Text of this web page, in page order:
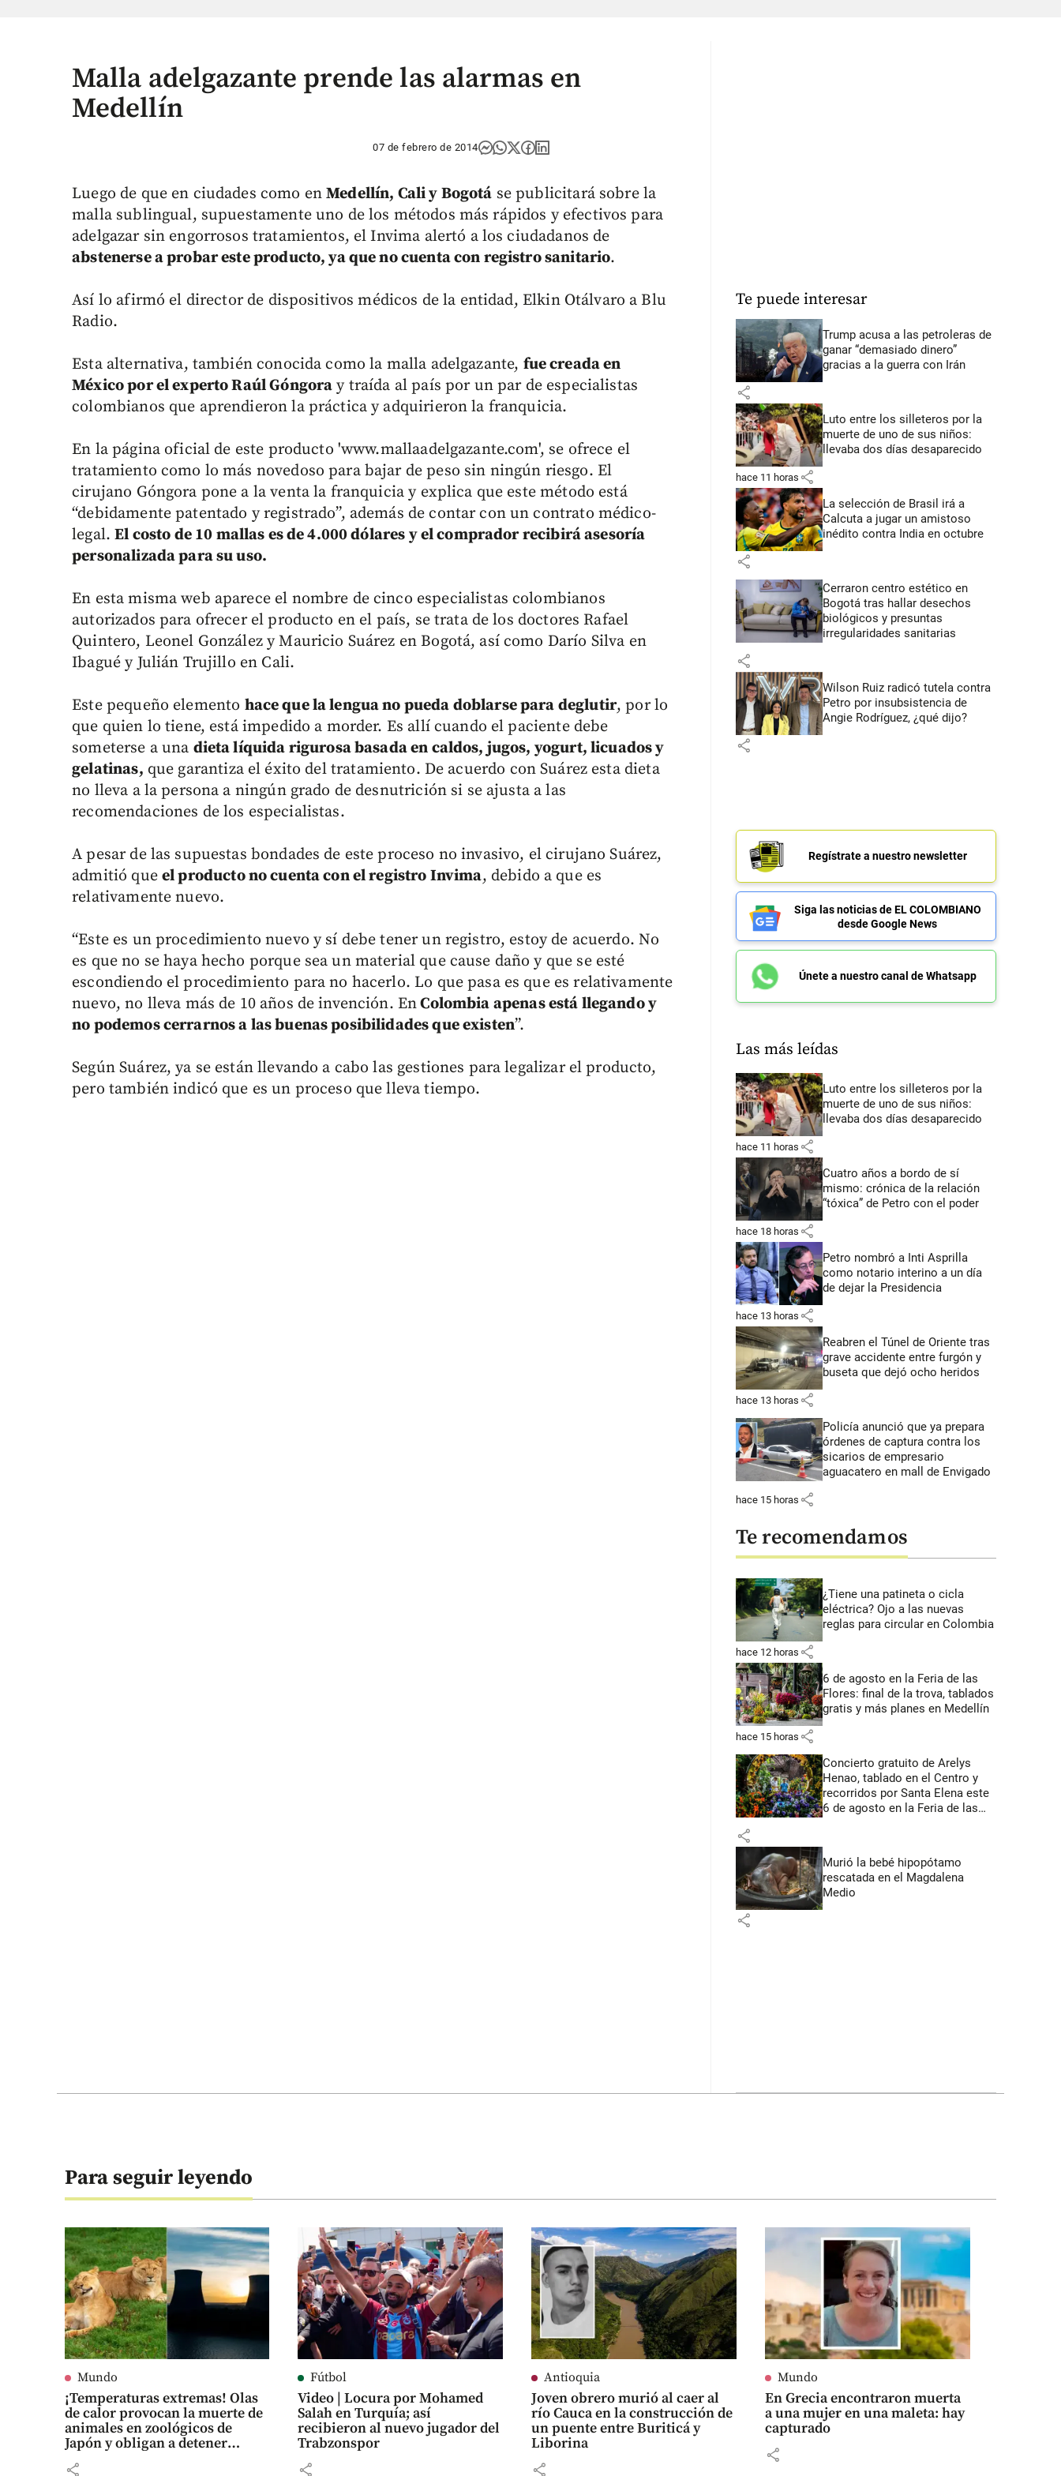
Malla adelgazante prende las alarmas en
Medellín
07 de febrero de 2014
Luego de que en ciudades como enMedellín, Cali y Bogotá se publicitará sobre la
malla sublingual, supuestamente uno de los métodos más rápidos y efectivos para
adelgazar sin engorrosos tratamientos, el Invima alertó a los ciudadanos de
abstenerse a probar este producto, ya que no cuenta con registro sanitario.
Así lo afirmó el director de dispositivos médicos de la entidad, Elkin Otálvaro a Blu
Radio.
Esta alternativa, también conocida como la malla adelgazante, fue creada en
México por el experto Raúl Góngora y traída al país por un par de especialistas
colombianos que aprendieron la práctica y adquirieron la franquicia.
En la página oficial de este producto 'www.mallaadelgazante.com', se ofrece el
tratamiento como lo más novedoso para bajar de peso sin ningún riesgo. El
cirujano Góngora pone a la venta la franquicia y explica que este método está
“debidamente patentado y registrado”, además de contar con un contrato médico-
legal.El costo de 10 mallas es de 4.000 dólares y el comprador recibirá asesoría
personalizada para su uso.
En esta misma web aparece el nombre de cinco especialistas colombianos
autorizados para ofrecer el producto en el país, se trata de los doctores Rafael
Quintero, Leonel González y Mauricio Suárez en Bogotá, así como Darío Silva en
Ibagué y Julián Trujillo en Cali.
Este pequeño elemento hace que la lengua no pueda doblarse para deglutir, por lo
que quien lo tiene, está impedido a morder. Es allí cuando el paciente debe
someterse a una dieta líquida rigurosa basada en caldos, jugos, yogurt, licuados y
gelatinas, que garantiza el éxito del tratamiento. De acuerdo con Suárez esta dieta
no lleva a la persona a ningún grado de desnutrición si se ajusta a las
recomendaciones de los especialistas.
A pesar de las supuestas bondades de este proceso no invasivo, el cirujano Suárez,
admitió que el producto no cuenta con el registro Invima, debido a que es
relativamente nuevo.
“Este es un procedimiento nuevo y sí debe tener un registro, estoy de acuerdo. No
es que no se haya hecho porque sea un material que cause daño y que se esté
escondiendo el procedimiento para no hacerlo. Lo que pasa es que es relativamente
nuevo, no lleva más de 10 años de invención. EnColombia apenas está llegando y
no podemos cerrarnos a las buenas posibilidades que existen”.
Según Suárez, ya se están llevando a cabo las gestiones para legalizar el producto,
pero también indicó que es un proceso que lleva tiempo.
Te puede interesar
Trump acusa a las petroleras de
ganar “demasiado dinero”
gracias a la guerra con Irán
share
Luto entre los silleteros por la
muerte de uno de sus niños:
llevaba dos días desaparecido
hace 11 horas share
La selección de Brasil irá a
Calcuta a jugar un amistoso
inédito contra India en octubre
share
Cerraron centro estético en
Bogotá tras hallar desechos
biológicos y presuntas
irregularidades sanitarias
share
Wilson Ruiz radicó tutela contra
Petro por insubsistencia de
Angie Rodríguez, ¿qué dijo?
share
Regístrate a nuestro newsletter
Siga las noticias de EL COLOMBIANO
desde Google News
Únete a nuestro canal de Whatsapp
Las más leídas
Luto entre los silleteros por la
muerte de uno de sus niños:
llevaba dos días desaparecido
hace 11 horas share
Cuatro años a bordo de sí
mismo: crónica de la relación
“tóxica” de Petro con el poder
hace 18 horas share
Petro nombró a Inti Asprilla
como notario interino a un día
de dejar la Presidencia
hace 13 horas share
Reabren el Túnel de Oriente tras
grave accidente entre furgón y
buseta que dejó ocho heridos
hace 13 horas share
Policía anunció que ya prepara
órdenes de captura contra los
sicarios de empresario
aguacatero en mall de Envigado
hace 15 horas share
Te recomendamos
¿Tiene una patineta o cicla
eléctrica? Ojo a las nuevas
reglas para circular en Colombia
hace 12 horas share
6 de agosto en la Feria de las
Flores: final de la trova, tablados
gratis y más planes en Medellín
hace 15 horas share
Concierto gratuito de Arelys
Henao, tablado en el Centro y
recorridos por Santa Elena este
6 de agosto en la Feria de las
share
Murió la bebé hipopótamo
rescatada en el Magdalena
Medio
share
Para seguir leyendo
Mundo
¡Temperaturas extremas! Olas
de calor provocan la muerte de
animales en zoológicos de
Japón y obligan a detener
reactores nucleares en Europa
share
Fútbol
Video | Locura por Mohamed
Salah en Turquía; así
recibieron al nuevo jugador del
Trabzonspor
share
Antioquia
Joven obrero murió al caer al
río Cauca en la construcción de
un puente entre Buriticá y
Liborina
share
Mundo
En Grecia encontraron muerta
a una mujer en una maleta: hay
capturado
share